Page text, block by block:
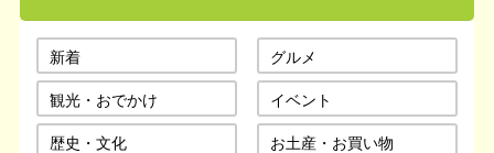
新着
グルメ
観光・おでかけ
イベント
歴史・文化
お土産・お買い物